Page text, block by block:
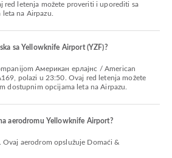
red letenja možete proveriti i uporediti sa
na Airpazu.
sa Yellowknife Airport (YZF)?
polazi u 23:50. Ovaj red letenja možete
dostupnim opcijama leta na Airpazu.
aerodromu Yellowknife Airport?